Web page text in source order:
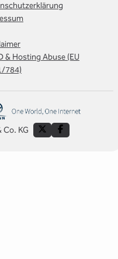
& Hosting Abuse (EU
784)
KG